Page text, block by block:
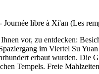
vor, zu entdecken:
im Viertel Su
erbaut wurden. Die
Tempels. Freie